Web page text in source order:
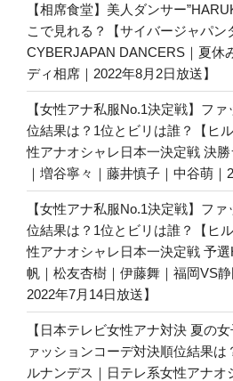
【相席食堂】美人ダンサー
こで見れる？【サイバージャパン
CYBERJAPAN DANCERS｜夏休
ディ相席｜2022年8月2日放送】
【女性アナ私服No.1決定戦】フ
位結果は？1位とビリは誰？【ヒ
性アナオシャレ日本一決定戦 決
｜増谷寧々｜藤井慎子｜中谷萌｜
【女性アナ私服No.1決定戦】フ
位結果は？1位とビリは誰？【ヒ
性アナオシャレ日本一決定戦 予
帆｜松友杏樹｜伊藤舞｜福岡VS静
2022年7月14日放送】
【日本テレビ女性アナ対決 夏の
ァッションコーデ対決順位結果は
ルナンデス｜日テレ系女性アナオ